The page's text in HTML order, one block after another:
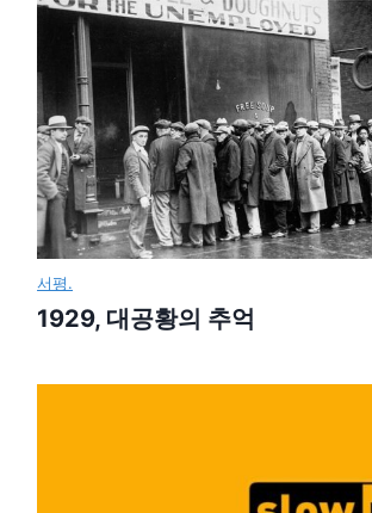
서평.
1929, 대공황의 추억